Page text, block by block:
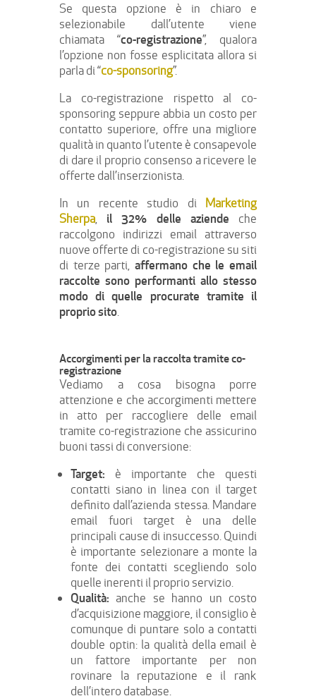
Se questa opzione è in chiaro e
selezionabile dall’utente viene
chiamata “co-registrazione”, qualora
l’opzione non fosse esplicitata allora si
parla di “co-sponsoring”.
La co-registrazione rispetto al co-
sponsoring seppure abbia un costo per
contatto superiore, offre una migliore
qualità in quanto l’utente è consapevole
di dare il proprio consenso a ricevere le
offerte dall’inserzionista.
In un recente studio di Marketing
Sherpa, il 32% delle aziende che
raccolgono indirizzi email attraverso
nuove offerte di co-registrazione su siti
di terze parti, affermano che le email
raccolte sono performanti allo stesso
modo di quelle procurate tramite il
proprio sito.
Accorgimenti per la raccolta tramite co-
registrazione
Vediamo a cosa bisogna porre
attenzione e che accorgimenti mettere
in atto per raccogliere delle email
tramite co-registrazione che assicurino
buoni tassi di conversione:
Target: è importante che questi
contatti siano in linea con il target
definito dall’azienda stessa. Mandare
email fuori target è una delle
principali cause di insuccesso. Quindi
è importante selezionare a monte la
fonte dei contatti scegliendo solo
quelle inerenti il proprio servizio.
Qualità: anche se hanno un costo
d’acquisizione maggiore, il consiglio è
comunque di puntare solo a contatti
double optin: la qualità della email è
un fattore importante per non
rovinare la reputazione e il rank
dell’intero database.